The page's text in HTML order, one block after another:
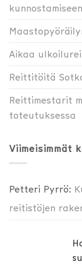
Aikaa
Reittitöitä
Reittimestarit
toteutuksessa
Viimeisimmät
Petteri Pyrrö:
reitistöjen
reitistöjen